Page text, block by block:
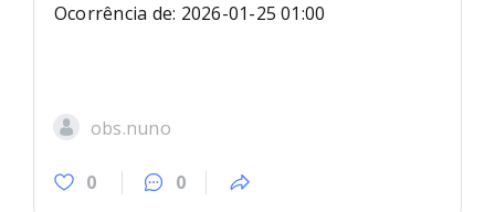
Ocorrência de: 2026-01-25 01:00
obs.nuno
0 0